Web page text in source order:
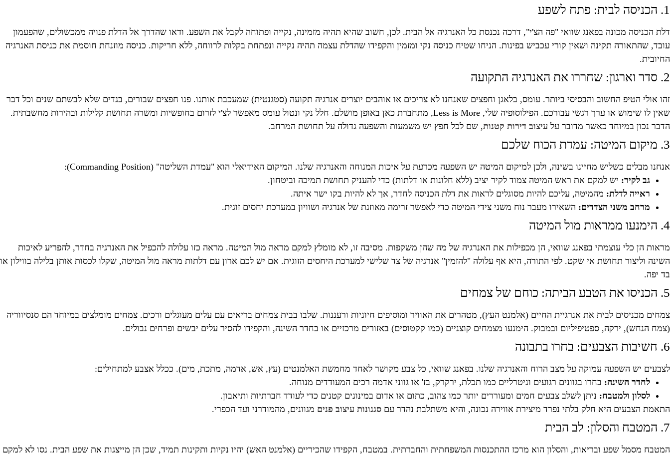
1. הכניסה לבית: פתח לשפע
דלת הכניסה מכונה בפאנג שוואי "פה הצ'י", דרכה נכנסת כל האנרגיה אל הבית. לכן, חשוב שהיא תהיה מזמינה, נקייה ופתוחה לקבל את השפע. ודאו שהדרך אל הדלת פנויה ממכשולים, שהפעמון
עובד, שהתאורה תקינה ושאין קורי עכביש בפינות. הניחו שטיח כניסה נקי ומזמין והקפידו שהדלת עצמה תהיה נקייה ונפתחת בקלות לרווחה, ללא חריקות. כניסה מוזנחת חוסמת את כניסת האנרגיה
החיובית.
2. סדר וארגון: שחררו את האנרגיה התקועה
זהו אולי הטיפ החשוב והבסיסי ביותר. עומס, בלאגן וחפצים שאנחנו לא צריכים או אוהבים יוצרים אנרגיה תקועה (סטגנטית) שמעכבת אותנו. פנו חפצים שבורים, בגדים שלא לבשתם שנים וכל דבר
שאין לו שימוש או ערך רגשי עבורכם. הפילוסופיה שלי, Less is More, מתחברת כאן באופן מושלם. חלל נקי ונטול עומס מאפשר לצ'י לזרום בחופשיות ומשרה תחושת קלילות ובהירות מחשבתית.
הדבר נכון במיוחד כאשר מדובר על עיצוב דירות קטנות, שם לכל חפץ יש משמעות והשפעה גדולה על תחושת המרחב.
3. מיקום המיטה: עמדת הכוח שלכם
אנחנו מבלים כשליש מחיינו בשינה, ולכן למיקום המיטה יש השפעה מכרעת על איכות המנוחה והאנרגיה שלנו. המיקום האידיאלי הוא "עמדת השליטה" (Commanding Position):
גב לקיר: יש למקם את ראש המיטה צמוד לקיר יציב (ללא חלונות או דלתות) כדי להעניק תחושת תמיכה וביטחון.
ראייה לדלת: מהמיטה, עליכם להיות מסוגלים לראות את דלת הכניסה לחדר, אך לא להיות בקו ישר איתה.
מרחב משני הצדדים: השאירו מעבר נוח משני צידי המיטה כדי לאפשר זרימה מאוזנת של אנרגיה ושוויון במערכת יחסים זוגית.
4. הימנעו ממראות מול המיטה
מראות הן כלי עוצמתי בפאנג שוואי, הן מכפילות את האנרגיה של מה שהן משקפות. מסיבה זו, לא מומלץ למקם מראה מול המיטה. מראה כזו עלולה להכפיל את האנרגיה בחדר, להפריע לאיכות
השינה וליצור תחושת אי שקט. לפי התורה, היא אף עלולה "להזמין" אנרגיה של צד שלישי למערכת היחסים הזוגית. אם יש לכם ארון עם דלתות מראה מול המיטה, שקלו לכסות אותן בלילה בווילון או
בד יפה.
5. הכניסו את הטבע הביתה: כוחם של צמחים
צמחים מכניסים לבית את אנרגיית החיים (אלמנט העץ), מטהרים את האוויר ומוסיפים חיוניות ורעננות. שלבו בבית צמחים בריאים עם עלים מעוגלים ורכים. צמחים מומלצים במיוחד הם סנסיווריה
(צמח הנחש), ירקה, ספטיפיליום ובמבוק. הימנעו מצמחים קוצניים (כמו קקטוסים) באזורים מרכזיים או בחדר השינה, והקפידו להסיר עלים יבשים ופרחים נבולים.
6. חשיבות הצבעים: בחרו בתבונה
לצבעים יש השפעה עמוקה על מצב הרוח והאנרגיה שלנו. בפאנג שוואי, כל צבע מקושר לאחד מחמשת האלמנטים (עץ, אש, אדמה, מתכת, מים). ככלל אצבע למתחילים:
לחדר השינה: בחרו בגוונים רגועים וניטרליים כמו תכלת, ירקרק, בז' או גווני אדמה רכים המעודדים מנוחה.
לסלון ולמטבח: ניתן לשלב צבעים חמים ומעוררים יותר כמו צהוב, כתום או אדום במינונים קטנים כדי לעודד חברתיות ותיאבון.
התאמת הצבעים היא חלק בלתי נפרד מיצירת אווירה נכונה, והיא משתלבת נהדר עם סגנונות עיצוב פנים מגוונים, מהמודרני ועד הכפרי.
7. המטבח והסלון: לב הבית
המטבח מסמל שפע ובריאות, והסלון הוא מרכז ההתכנסות המשפחתית והחברתית. במטבח, הקפידו שהכיריים (אלמנט האש) יהיו נקיות ותקינות תמיד, שכן הן מייצגות את שפע הבית. נסו לא למקם